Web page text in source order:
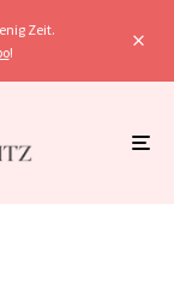
Zeit.
!